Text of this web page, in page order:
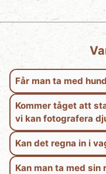
Får man ta med
Kommer tåget att
vi kan fotografera
Kan det regna in i
Kan man ta med sin